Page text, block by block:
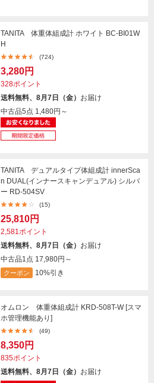
TANITA 体重体組成計 ホワイト BC-BI01W
H
(724)
3,280円
328ポイント
送料無料、8月7日（金） お届け
中古品5点 1,480円～
TANITA デュアルタイプ体組成計 innerSca
n DUAL(インナースキャンデュアル) シルバ
ー RD-504SV
(15)
25,810円
2,581ポイント
送料無料、8月7日（金） お届け
中古品1点 17,980円～
クーポン 10%引き
オムロン 体重体組成計 KRD-508T-W [スマ
ホ管理機能あり]
(49)
8,350円
835ポイント
送料無料、8月7日（金） お届け